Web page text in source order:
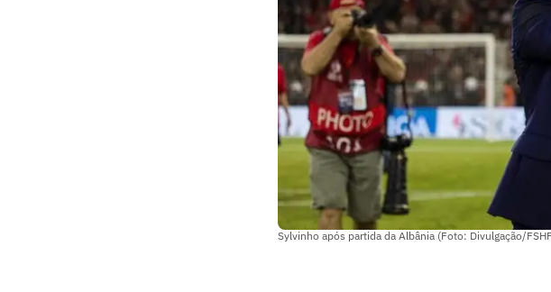
Sylvinho após partida da Albânia (Foto: Divulgação/